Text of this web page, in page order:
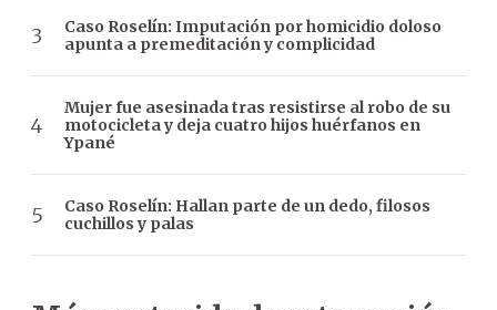
Caso Roselín: Imputación por homicidio doloso
apunta a premeditación y complicidad
Mujer fue asesinada tras resistirse al robo de su
motocicleta y deja cuatro hijos huérfanos en
Ypané
Caso Roselín: Hallan parte de un dedo, filosos
cuchillos y palas